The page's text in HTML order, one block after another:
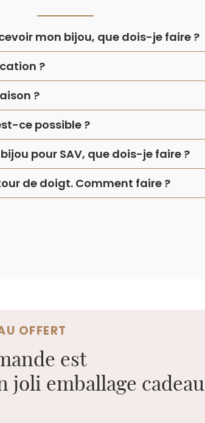
mon bijou, que dois-je faire ?
?
?
ce possible ?
pour SAV, que dois-je faire ?
de doigt. Comment faire ?
OFFERT
est
joli emballage cadeau